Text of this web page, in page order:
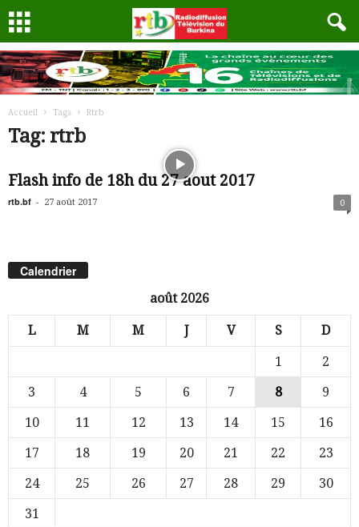
Accueil Tags Rtrb
Tag: rtrb
Flash info de 18h du 27 aout 2017
rtb.bf - 27 août 2017 0
Calendrier
août 2026
L M M J V S D
1
2
3
4 5 6 7 8
9
10
11 12 13 14 15
16
17
18 19 20 21 22
23
24
25 26 27 28 29
30
31